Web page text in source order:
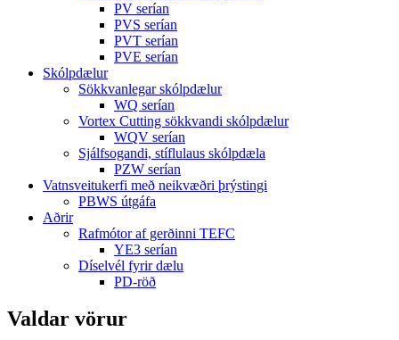
PV serían
PVS serían
PVT serían
PVE serían
Skólpdælur
Sökkvanlegar skólpdælur
WQ serían
Vortex Cutting sökkvandi skólpdælur
WQV serían
Sjálfsogandi, stíflulaus skólpdæla
PZW serían
Vatnsveitukerfi með neikvæðri þrýstingi
PBWS útgáfa
Aðrir
Rafmótor af gerðinni TEFC
YE3 serían
Díselvél fyrir dælu
PD-röð
Valdar vörur